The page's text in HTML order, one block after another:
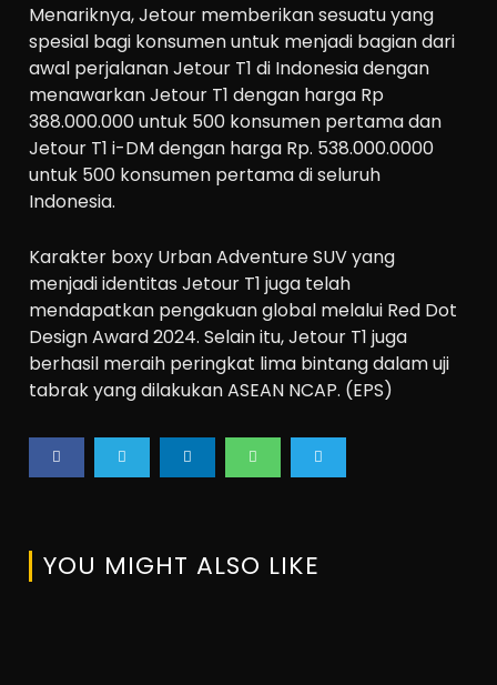
Menariknya, Jetour memberikan sesuatu yang
spesial bagi konsumen untuk menjadi bagian dari
awal perjalanan Jetour T1 di Indonesia dengan
menawarkan Jetour T1 dengan harga Rp
388.000.000 untuk 500 konsumen pertama dan
Jetour T1 i-DM dengan harga Rp. 538.000.0000
untuk 500 konsumen pertama di seluruh
Indonesia.
Karakter boxy Urban Adventure SUV yang
menjadi identitas Jetour T1 juga telah
mendapatkan pengakuan global melalui Red Dot
Design Award 2024. Selain itu, Jetour T1 juga
berhasil meraih peringkat lima bintang dalam uji
tabrak yang dilakukan ASEAN NCAP. (EPS)
YOU MIGHT ALSO LIKE